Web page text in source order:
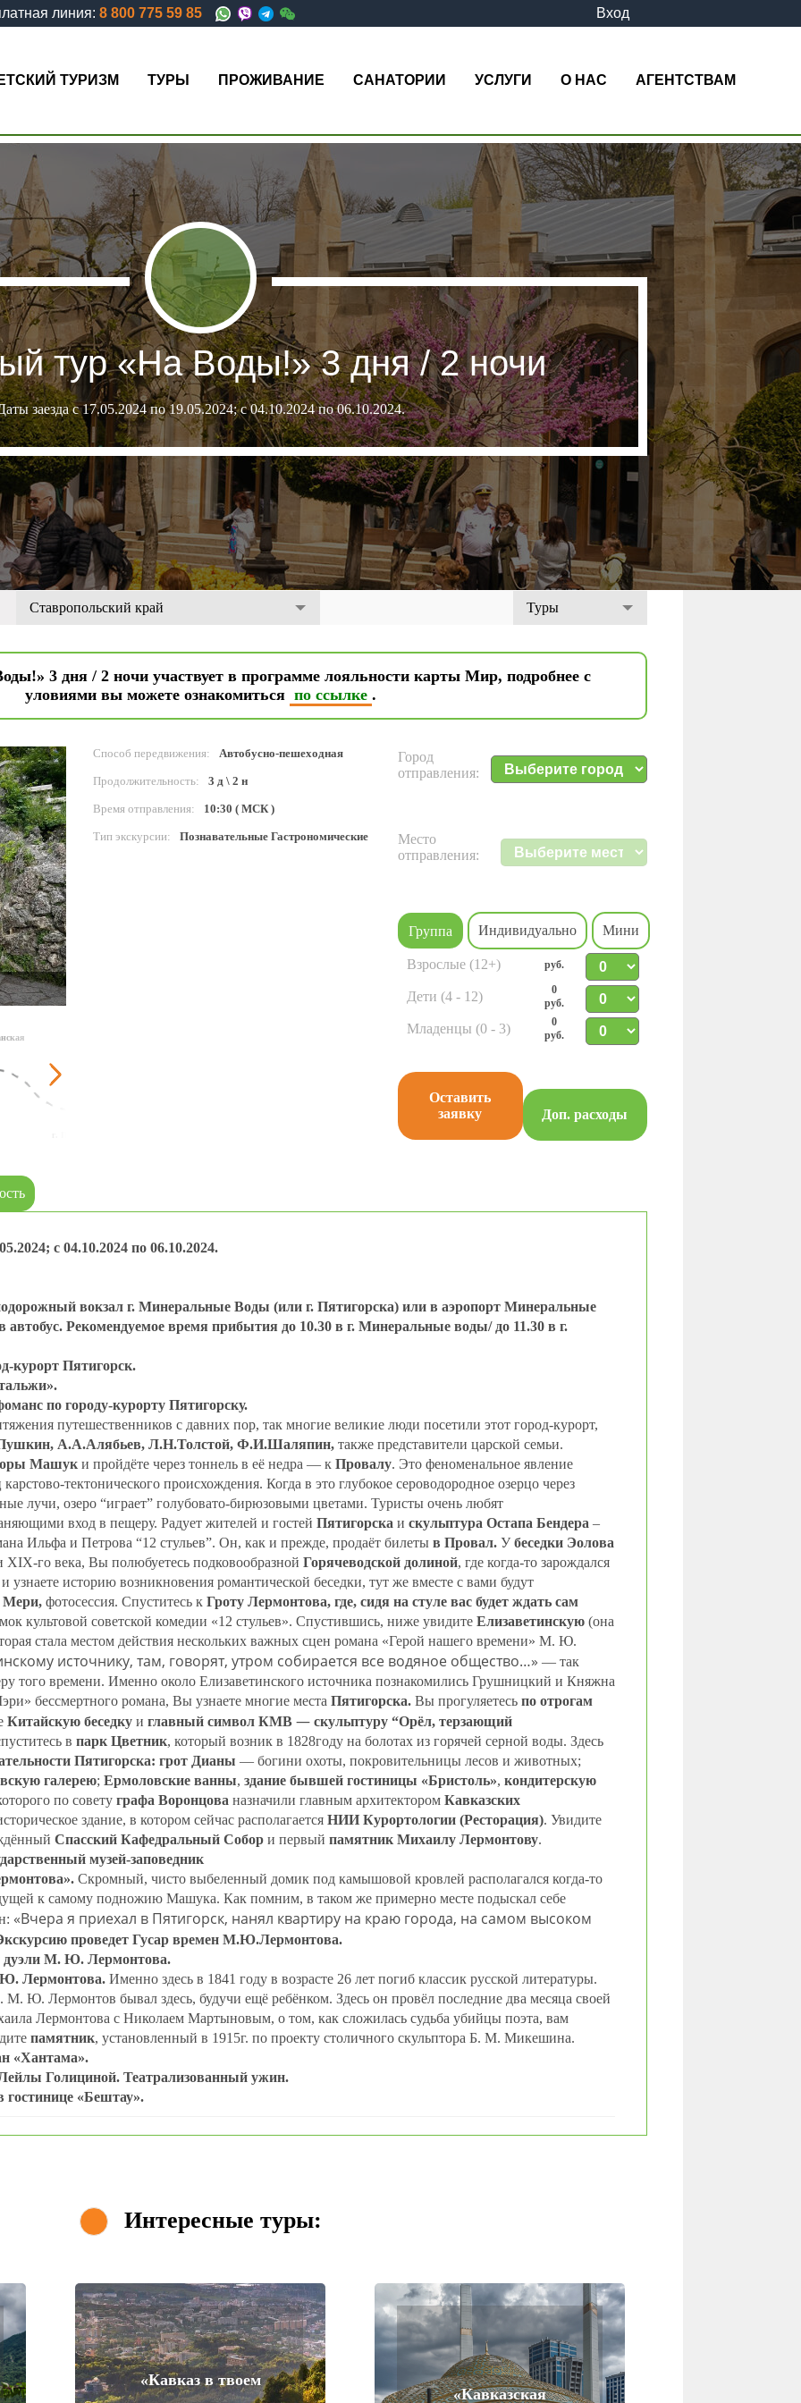
линия: 8 800 775 59 85 Вход
ТУРИЗМ ТУРЫ ПРОЖИВАНИЕ САНАТОРИИ УСЛУГИ О НАС АГЕНТСТВАМ
тур «На Воды!» 3 дня / 2 ночи
заезда с 17.05.2024 по 19.05.2024; с 04.10.2024 по 06.10.2024.
Ставропольский край Туры
3 дня / 2 ночи участвует в программе лояльности карты Мир, подробнее с
уловиями вы можете ознакомиться по ссылке .
Cпособ передвижения: Автобусно-пешеходная
Продолжительность: 3 д \ 2 н
Время отправления: 10:30 ( МСК )
Тип экскурсии: Познавательные Гастрономические
Город
отправления:
Место
отправления:
Группа Индивидуально Мини
Взрослые (12+) руб.
Дети (4 - 12)
0
руб.
Младенцы (0 - 3)
0
руб.
Оставить
заявку
Доп. расходы
с 04.10.2024 по 06.10.2024.
вокзал г. Минеральные Воды (или г. Пятигорска) или в аэропорт Минеральные
Рекомендуемое время прибытия до 10.30 в г. Минеральные воды/ до 11.30 в г.
курорт Пятигорск.
по городу-курорту Пятигорску.
путешественников с давних пор, так многие великие люди посетили этот город-курорт,
А.А.Алябьев, Л.Н.Толстой, Ф.И.Шаляпин, также представители царской семьи.
Машук и пройдёте через тоннель в её недра — к Провалу. Это феноменальное явление
тектонического происхождения. Когда в это глубокое сероводородное озерцо через
лучи, озеро “играет” голубовато-бирюзовыми цветами. Туристы очень любят
вход в пещеру. Радует жителей и гостей Пятигорска и скульптура Остапа Бендера –
Ильфа и Петрова “12 стульев”. Он, как и прежде, продаёт билеты в Провал. Убеседки Эолова
XIX-го века, Вы полюбуетесь подковообразной Горячеводской долиной, где когда-то зарождался
узнаете историю возникновения романтической беседки, тут же вместе с вами будут
Мери, фотосессия. Спуститесь к Гроту Лермонтова, где, сидя на стуле вас будет ждать сам
культовой советской комедии «12 стульев». Спустившись, ниже увидите Елизаветинскую (она
стала местом действия нескольких важных сцен романа «Герой нашего времени» М. Ю.
источнику, там, говорят, утром собирается все водяное общество…» — так
того времени. Именно около Елизаветинского источника познакомились Грушницкий и Княжна
бессмертного романа, Вы узнаете многие места Пятигорска. Вы прогуляетесь по отрогам
Китайскую беседку и главный символ КМВ — скульптуру “Орёл, терзающий
в парк Цветник, который возник в 1828году на болотах из горячей серной воды. Здесь
Пятигорска: грот Дианы — богини охоты, покровительницы лесов и животных;
галерею; Ермоловские ванны, здание бывшей гостиницы «Бристоль», кондитерскую
по совету графа Воронцова назначили главным архитектором Кавказских
здание, в котором сейчас располагается НИИ Курортологии (Ресторация). Увидите
Спасский Кафедральный Собор и первый памятник Михаилу Лермонтову.
музей-заповедник
Скромный, чисто выбеленный домик под камышовой кровлей располагался когда-то
к самому подножию Машука. Как помним, в таком же примерно месте подыскал себе
«Вчера я приехал в Пятигорск, нанял квартиру на краю города, на самом высоком
проведет Гусар времен М.Ю.Лермонтова.
дуэли М. Ю. Лермонтова.
Лермонтова. Именно здесь в 1841 году в возрасте 26 лет погиб классик русской литературы.
М. Ю. Лермонтов бывал здесь, будучи ещё ребёнком. Здесь он провёл последние два месяца своей
Лермонтова с Николаем Мартыновым, о том, как сложилась судьба убийцы поэта, вам
памятник, установленный в 1915г. по проекту столичного скульптора Б. М. Микешина.
«Хантама».
Голициной. Театрализованный ужин.
гостинице «Бештау».
Интересные туры:
«Кавказ в твоем
«Кавказская